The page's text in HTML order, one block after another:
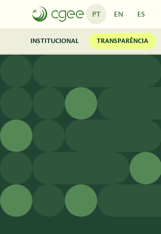
Pular para o Conteúdo principal
PT EN ES
INSTITUCIONAL TRANSPARÊNCIA